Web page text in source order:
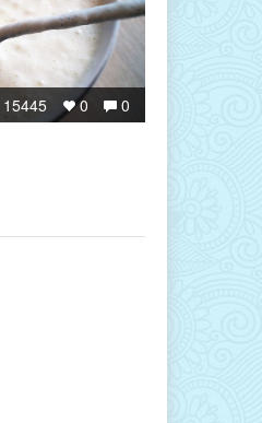
0
0
15445